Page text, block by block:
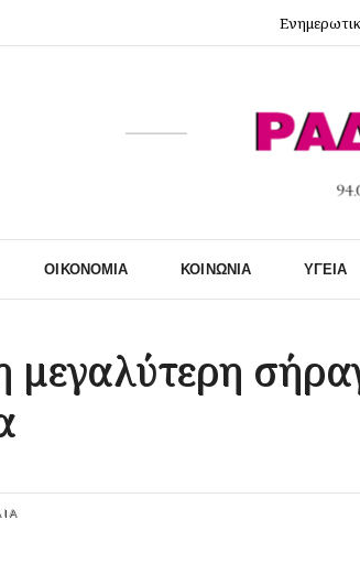
ΟΙΚΟΝΟΜΊΑ ΚΟΙΝΩΝΊΑ ΥΓΕΊΑ
μεγαλύτερη